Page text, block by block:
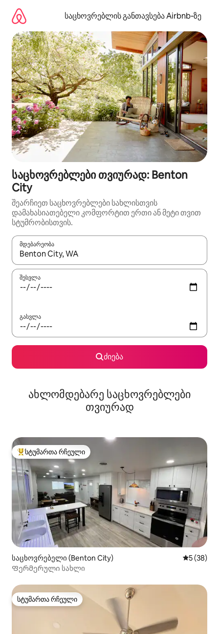
გადასვლა
საცხოვრებლის განთავსება Airbnb‑ზე
საცხოვრებლები თვიურად: Benton
City
შეარჩიეთ საცხოვრებლები სახლისთვის
დამახასიათებელი კომფორტით ერთი ან მეტი თვით
სტუმრობისთვის.
მდებარეობა
როცა შედეგები ხელმისაწვდომი გახდება, ნავიგაციისთვის
შესვლა
გასვლა
ძიება
ახლომდებარე საცხოვრებლები
თვიურად
სტუმართა რჩეული მოწინავე ვარიანტი
სტუმართა რჩეული
საცხოვრებელი (Benton City) საშუალო
5 (38)
Ფერმერული სახლი
სტუმართა რჩეული
სტუმართა რჩეული